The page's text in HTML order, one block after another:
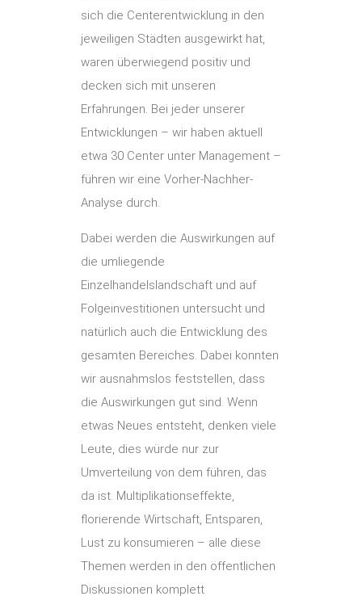
sich die Centerentwicklung in den
jeweiligen Städten ausgewirkt hat,
waren überwiegend positiv und
decken sich mit unseren
Erfahrungen. Bei jeder unserer
Entwicklungen – wir haben aktuell
etwa 30 Center unter Management –
führen wir eine Vorher-Nachher-
Analyse durch.
Dabei werden die Auswirkungen auf
die umliegende
Einzelhandelslandschaft und auf
Folgeinvestitionen untersucht und
natürlich auch die Entwicklung des
gesamten Bereiches. Dabei konnten
wir ausnahmslos feststellen, dass
die Auswirkungen gut sind. Wenn
etwas Neues entsteht, denken viele
Leute, dies würde nur zur
Umverteilung von dem führen, das
da ist. Multiplikationseffekte,
florierende Wirtschaft, Entsparen,
Lust zu konsumieren – alle diese
Themen werden in den öffentlichen
Diskussionen komplett